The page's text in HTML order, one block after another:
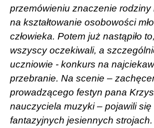
przemówieniu znaczenie rodziny
na kształtowanie osobowości
człowieka. Potem już nastąpiło
wszyscy oczekiwali, a
uczniowie - konkurs na
przebranie. Na scenie –
prowadzącego festyn pana
nauczyciela muzyki – pojawili się
fantazyjnych jesiennych